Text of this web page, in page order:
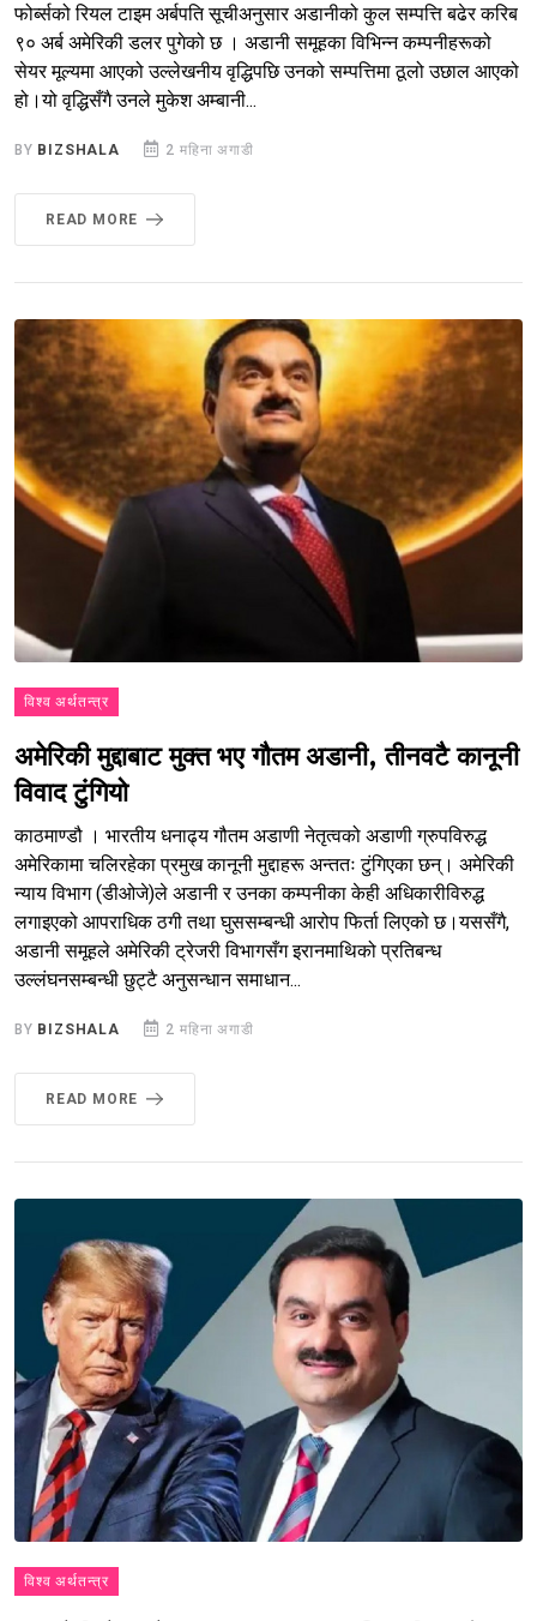
फोर्ब्सको रियल टाइम अर्बपति सूचीअनुसार अडानीको कुल सम्पत्ति बढेर करिब
९० अर्ब अमेरिकी डलर पुगेको छ । अडानी समूहका विभिन्न कम्पनीहरूको
सेयर मूल्यमा आएको उल्लेखनीय वृद्धिपछि उनको सम्पत्तिमा ठूलो उछाल आएको
हो।यो वृद्धिसँगै उनले मुकेश अम्बानी...
BY BIZSHALA 2 महिना अगाडी
READ MORE
विश्व अर्थतन्त्र
अमेरिकी मुद्दाबाट मुक्त भए गौतम अडानी, तीनवटै कानूनी
विवाद टुंगियो
काठमाण्डौ । भारतीय धनाढ्य गौतम अडाणी नेतृत्वको अडाणी ग्रुपविरुद्ध
अमेरिकामा चलिरहेका प्रमुख कानूनी मुद्दाहरू अन्ततः टुंगिएका छन्। अमेरिकी
न्याय विभाग (डीओजे)ले अडानी र उनका कम्पनीका केही अधिकारीविरुद्ध
लगाइएको आपराधिक ठगी तथा घुससम्बन्धी आरोप फिर्ता लिएको छ।यससँगै,
अडानी समूहले अमेरिकी ट्रेजरी विभागसँग इरानमाथिको प्रतिबन्ध
उल्लंघनसम्बन्धी छुट्टै अनुसन्धान समाधान...
BY BIZSHALA 2 महिना अगाडी
READ MORE
विश्व अर्थतन्त्र